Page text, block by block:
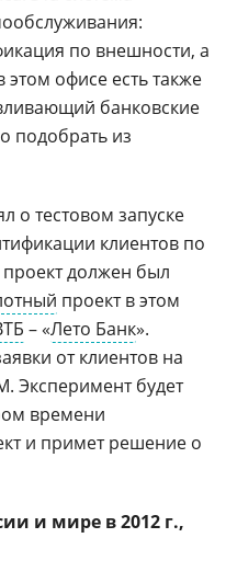
по внешности, а
этом офисе есть также
банковские
подобрать из
о тестовом запуске
клиентов по
должен был
проект в этом
– «Лето Банк».
от клиентов на
Эксперимент будет
времени
и примет решение о
и мире в 2012 г.,